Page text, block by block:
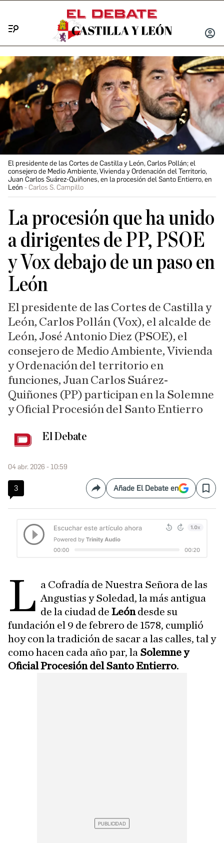
INICIAR
El presidente de las Cortes de Castilla y León, Carlos Pollán; el
consejero de Medio Ambiente, Vivienda y Ordenación del Territorio,
Juan Carlos Suárez-Quiñones, en la procesión del Santo Entierro, en
León
Carlos S. Campillo
La procesión que ha unido
a dirigentes de PP, PSOE
y Vox debajo de un paso en
León
El presidente de las Cortes de Castilla y
León, Carlos Pollán (Vox), el alcalde de
León, José Antonio Diez (PSOE), el
consejero de Medio Ambiente, Vivienda
y Ordenación del territorio en
funciones, Juan Carlos Suárez-
Quiñones (PP) participan en la Solemne
y Oficial Procesión del Santo Entierro
El Debate
04 abr. 2026 - 10:59
3 CompartirAñade El Debate en Save
L a Cofradía de Nuestra Señora de las
Angustias y Soledad, la más antigua
de la ciudad deLeóndesde su
fundación el 9 de febrero de 1578, cumplió
hoy con la tradición de sacar a las calles, tal y
como hacen cada año par, la Solemne y
Oficial Procesión del Santo Entierro.